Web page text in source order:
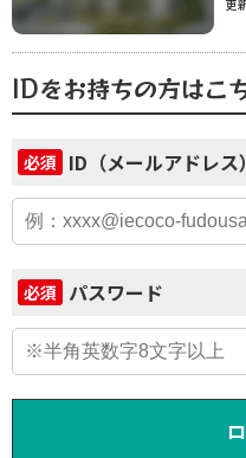
更
IDをお持ちの方はこ
必須 ID（メールアドレス）
必須 パスワード